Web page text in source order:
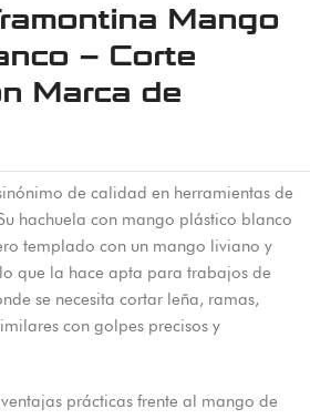
Mango
– Corte
Marca de
de calidad en herramientas de
hachuela con mango plástico blanco
templado con un mango liviano y
que la hace apta para trabajos de
se necesita cortar leña, ramas,
con golpes precisos y
prácticas frente al mango de